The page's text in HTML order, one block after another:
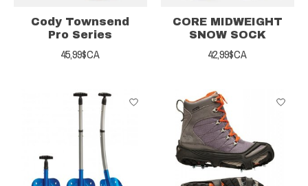
Cody Townsend
Pro Series
45,99$CA
CORE MIDWEIGHT
SNOW SOCK
42,99$CA